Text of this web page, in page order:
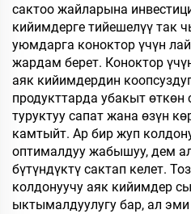
сактоо жайларына
кийимдерге тийешелүү так
уюмдарга коноктор үчүн
жардам берет. Коноктор
аяк кийимдердин
продукттарда убакыт
туруктуу сапат жана өзүн
камтыйт. Ар бир жуп
оптималдуу жабышуу, дем
бүтүндүктү сактап келет.
колдонуучу аяк кийимдер
ыктымалдуулугу бар, ал